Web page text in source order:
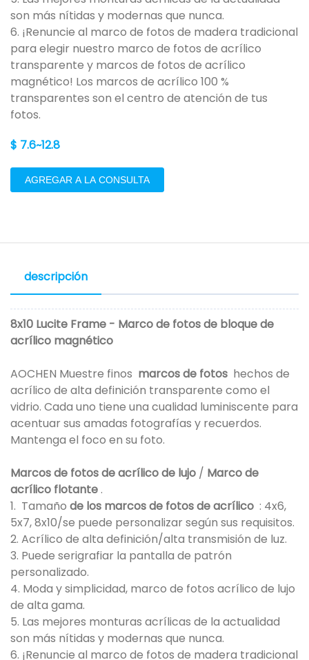
son más nítidas y modernas que nunca.
6. ¡Renuncie al marco de fotos de madera tradicional
para elegir nuestro marco de fotos de acrílico
transparente y marcos de fotos de acrílico
magnético! Los marcos de acrílico 100 %
transparentes son el centro de atención de tus
fotos.
$ 7.6~12.8
AGREGAR A LA CONSULTA
descripción
8x10 Lucite Frame - Marco de fotos de bloque de
acrílico magnético
AOCHEN Muestre finos marcos de fotos hechos de
acrílico de alta definición transparente como el
vidrio. Cada uno tiene una cualidad luminiscente para
acentuar sus amadas fotografías y recuerdos.
Mantenga el foco en su foto.
Marcos de fotos de acrílico de lujo / Marco de
acrílico flotante .
1. Tamaño de los marcos de fotos de acrílico : 4x6,
5x7, 8x10/se puede personalizar según sus requisitos.
2. Acrílico de alta definición/alta transmisión de luz.
3. Puede serigrafiar la pantalla de patrón
personalizado.
4. Moda y simplicidad, marco de fotos acrílico de lujo
de alta gama.
5. Las mejores monturas acrílicas de la actualidad
son más nítidas y modernas que nunca.
6. ¡Renuncie al marco de fotos de madera tradicional